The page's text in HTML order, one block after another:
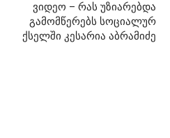
ვიდეო – რას უზიარებდა
გამომწერებს სოციალურ
ქსელში კესარია აბრამიძე